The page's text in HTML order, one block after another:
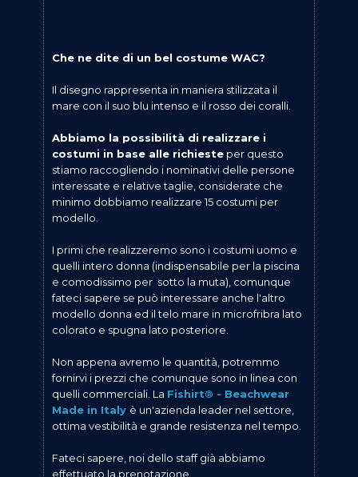
Che ne dite di un bel costume WAC?
Il disegno rappresenta in maniera stilizzata il
mare con il suo blu intenso e il rosso dei coralli.
Abbiamo la possibilità di realizzare i
costumi in base alle richieste per questo
stiamo raccogliendo i nominativi delle persone
interessate e relative taglie, considerate che
minimo dobbiamo realizzare 15 costumi per
modello.
I primi che realizzeremo sono i costumi uomo e
quelli intero donna (indispensabile per la piscina
e comodissimo per sotto la muta), comunque
fateci sapere se può interessare anche l'altro
modello donna ed il telo mare in microfribra lato
colorato e spugna lato posteriore.
Non appena avremo le quantità, potremmo
fornirvi i prezzi che comunque sono in linea con
quelli commerciali. La Fishirt® - Beachwear
Made in Italy è un'azienda leader nel settore,
ottima vestibilità e grande resistenza nel tempo.
Fateci sapere, noi dello staff già abbiamo
effettuato la prenotazione.